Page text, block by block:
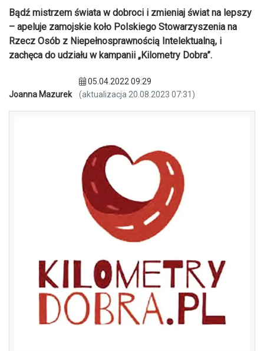
Bądź mistrzem świata w dobroci i zmieniaj świat na lepszy
– apeluje zamojskie koło Polskiego Stowarzyszenia na
Rzecz Osób z Niepełnosprawnością Intelektualną, i
zachęca do udziału w kampanii „Kilometry Dobra”.
Joanna Mazurek
05.04.2022 09:29
(aktualizacja 20.08.2023 07:31)